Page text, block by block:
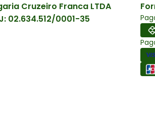
Cruzeiro Franca LTDA
02.634.512/0001-35